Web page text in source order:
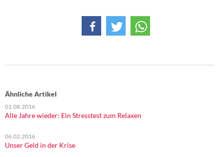
Ähnliche Artikel
01.08.2016
Alle Jahre wieder: Ein Stresstest zum Relaxen
06.02.2016
Unser Geld in der Krise